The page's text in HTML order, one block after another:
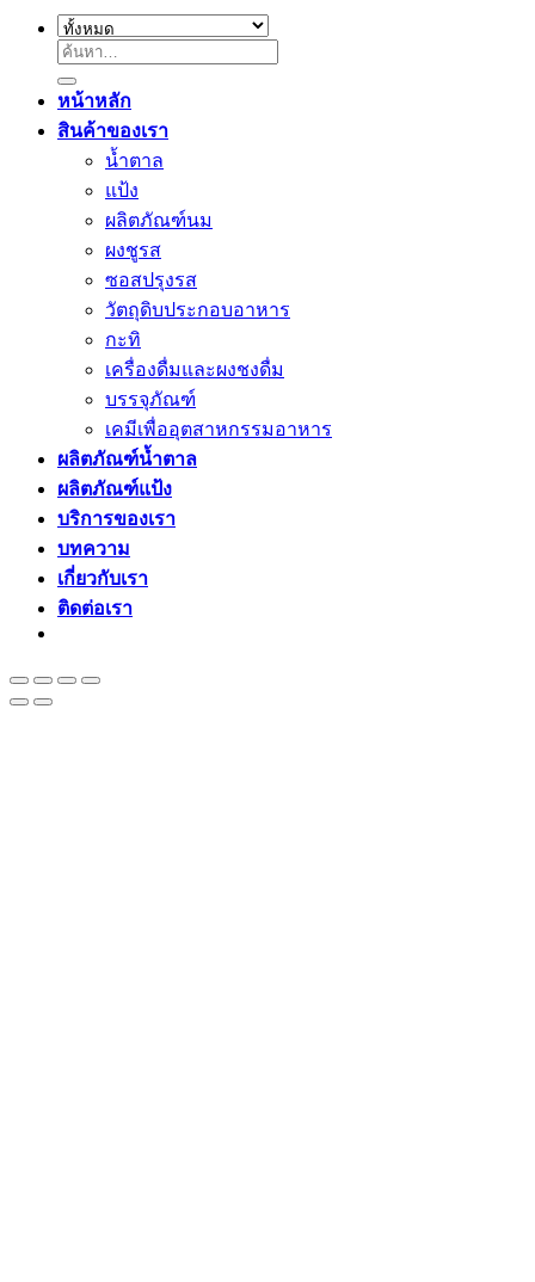
ค้นหา:
หน้าหลัก
สินค้าของเรา
น้ำตาล
แป้ง
ผลิตภัณฑ์นม
ผงชูรส
ซอสปรุงรส
วัตถุดิบประกอบอาหาร
กะทิ
เครื่องดื่มและผงชงดื่ม
บรรจุภัณฑ์
เคมีเพื่ออุตสาหกรรมอาหาร
ผลิตภัณฑ์น้ำตาล
ผลิตภัณฑ์แป้ง
บริการของเรา
บทความ
เกี่ยวกับเรา
ติดต่อเรา